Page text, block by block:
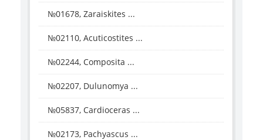
№01678, Zaraiskites ...
№02110, Acuticostites ...
№02244, Composita ...
№02207, Dulunomya ...
№05837, Cardioceras ...
№02173, Pachyascus ...